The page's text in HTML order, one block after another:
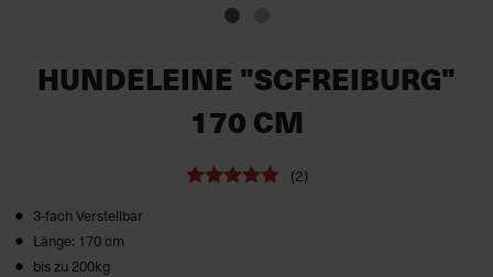
HUNDELEINE "SCFREIBURG"
170 CM
(2)
3-fach Verstellbar
Länge: 170 cm
bis zu 200kg